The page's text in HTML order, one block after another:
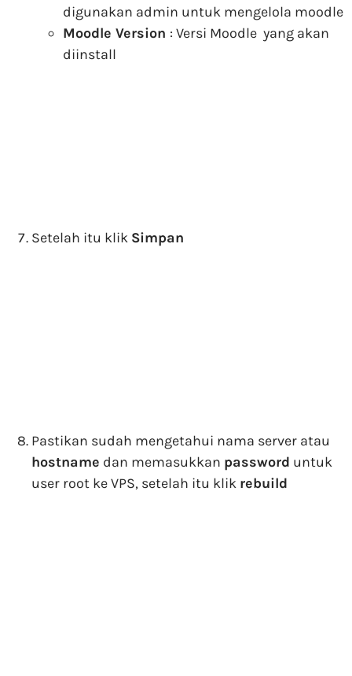
digunakan admin untuk mengelola moodle
Moodle Version : Versi Moodle yang akan
diinstall
Setelah itu klik Simpan
Pastikan sudah mengetahui nama server atau
hostname dan memasukkan password untuk
user root ke VPS, setelah itu klik rebuild